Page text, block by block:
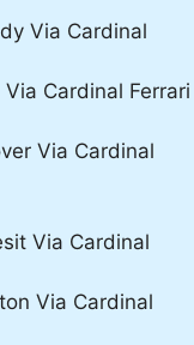
Via Cardinal
Cardinal Ferrari
Via Cardinal
Via Cardinal
Via Cardinal